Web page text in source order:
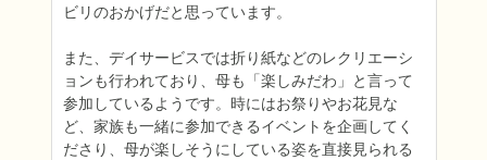
ビリのおかげだと思っています。
また、デイサービスでは折り紙などのレクリエーシ
ョンも行われており、母も「楽しみだわ」と言って
参加しているようです。時にはお祭りやお花見な
ど、家族も一緒に参加できるイベントを企画してく
ださり、母が楽しそうにしている姿を直接見られる